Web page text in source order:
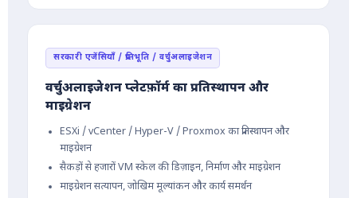
सरकारी एजेंसियाँ / प्रतिभूति / वर्चुअलाइजेशन
वर्चुअलाइजेशन प्लेटफ़ॉर्म का प्रतिस्थापन और
माइग्रेशन
ESXi / vCenter / Hyper-V / Proxmox का प्रतिस्थापन और
माइग्रेशन
सैकड़ों से हजारों VM स्केल की डिज़ाइन, निर्माण और माइग्रेशन
माइग्रेशन सत्यापन, जोखिम मूल्यांकन और कार्य समर्थन